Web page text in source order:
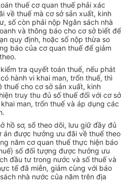
thuế cơ quan thuế phải xác
về thuế mà cơ sở sản xuất, kinh
số còn phải nộp Ngân sách nhà
và thông báo cho cơ sở biết để
quy định, hoặc số nộp thừa so
báo của cơ quan thuế để giảm
tra quyết toán thuế, nếu phát
hành vi khai man, trốn thuế, thì
cho cơ sở sản xuất, kinh
truy thu đủ số thuế đối với cơ sở
man, trốn thuế và áp dụng các
hồ sơ, sổ theo dõi, lưu giữ đầy đủ
án được hưởng ưu đãi về thuế theo
năm cơ quan thuế thực hiện báo
số đối tượng được hưởng ưu
đầu tư trong nước và số thuế và
tế đã miễn, giảm cùng với báo
nhà nước của năm trên địa